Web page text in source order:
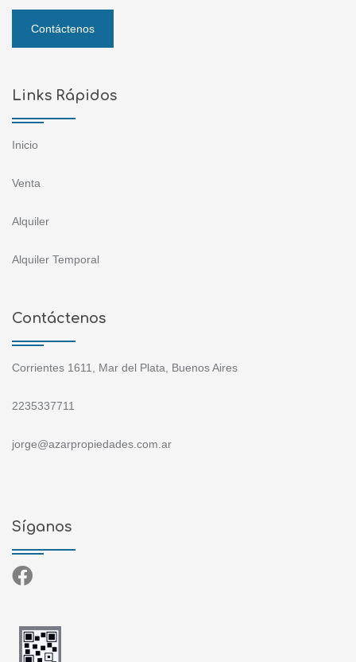
Contáctenos
Links Rápidos
Inicio
Venta
Alquiler
Alquiler Temporal
Contáctenos
Corrientes 1611, Mar del Plata, Buenos Aires
2235337711
jorge@azarpropiedades.com.ar
Síganos